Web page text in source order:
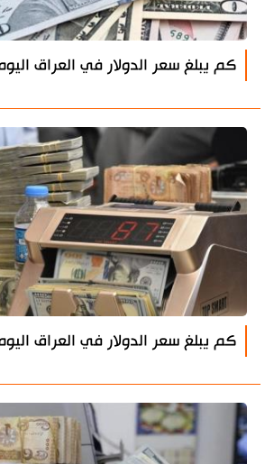
كم يبلغ سعر الدولار في العراق
كم يبلغ سعر الدولار في العراق